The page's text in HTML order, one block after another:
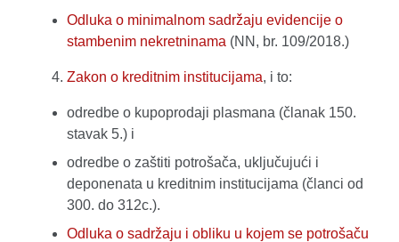
Odluka o minimalnom sadržaju evidencije o
stambenim nekretninama (NN, br. 109/2018.)
Zakon o kreditnim institucijama, i to:
odredbe o kupoprodaji plasmana (članak 150.
stavak 5.) i
odredbe o zaštiti potrošača, uključujući i
deponenata u kreditnim institucijama (članci od
300. do 312c.).
Odluka o sadržaju i obliku u kojem se potrošaču